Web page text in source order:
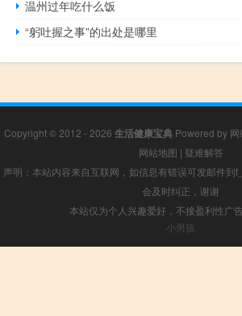
温州过年吃什么饭
“躬吐握之事”的出处是哪里
Copyright © 2012 - 2026 生活健康宝典Powered by
网站地图 | 疑难解答
声明：本站内容来自互联网，如信息有错误可发邮件到
会及时纠正，谢谢
本站仅为个人兴趣爱好，不接盈利性广
小男孩